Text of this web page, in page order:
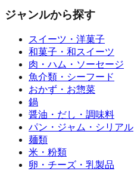
ジャンルから探す
スイーツ・洋菓子
和菓子・和スイーツ
肉・ハム・ソーセージ
魚介類・シーフード
おかず・お惣菜
鍋
醤油・だし・調味料
パン・ジャム・シリアル
麺類
米・粉類
卵・チーズ・乳製品